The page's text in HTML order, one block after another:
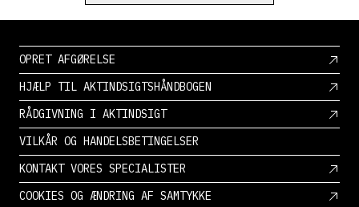
OPRET AFGØRELSE
HJÆLP TIL AKTINDSIGTSHÅNDBOGEN
RÅDGIVNING I AKTINDSIGT
VILKÅR OG HANDELSBETINGELSER
KONTAKT VORES SPECIALISTER
COOKIES OG ÆNDRING AF SAMTYKKE